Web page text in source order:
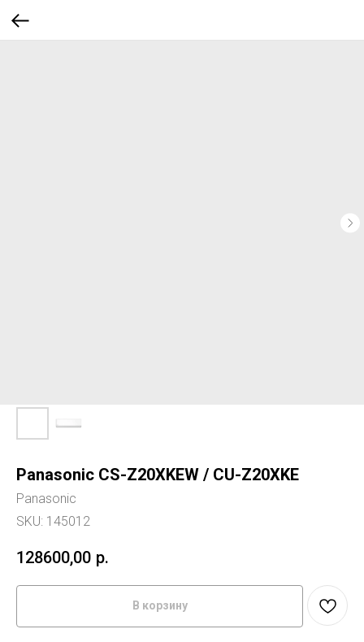
Panasonic CS-Z20XKEW / CU-Z20XKE
Panasonic
SKU: 145012
128600,00 р.
В корзину